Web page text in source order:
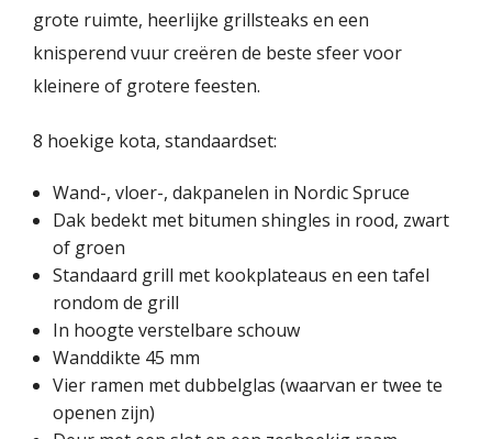
grote ruimte, heerlijke grillsteaks en een
knisperend vuur creëren de beste sfeer voor
kleinere of grotere feesten.
8 hoekige kota, standaardset:
Wand-, vloer-, dakpanelen in Nordic Spruce
Dak bedekt met bitumen shingles in rood, zwart
of groen
Standaard grill met kookplateaus en een tafel
rondom de grill
In hoogte verstelbare schouw
Wanddikte 45 mm
Vier ramen met dubbelglas (waarvan er twee te
openen zijn)